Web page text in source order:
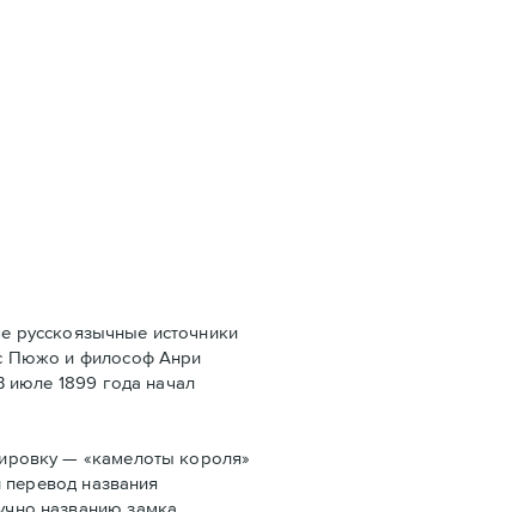
русскоязычные источники
Пюжо и философ Анри
июле 1899 года начал
— «камелоты короля»
названия